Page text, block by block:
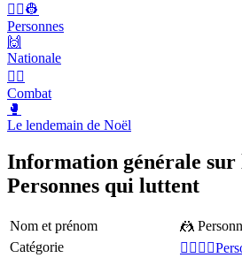
👨‍✈️👷
Personnes
🙌
Nationale
🤼‍♂️
Combat
🥊
Le lendemain de Noël
Information générale sur
Personnes qui luttent
Nom et prénom
🤼
Catégorie